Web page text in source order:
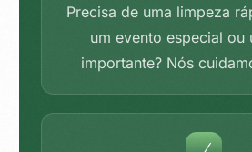
Precisa de uma limpeza
um evento especial ou
importante? Nós